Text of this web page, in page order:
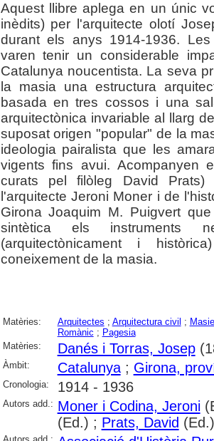
Aquest llibre aplega en un únic
inèdits) per l'arquitecte olotí
durant els anys 1914-1936.
varen tenir un considerable
Catalunya noucentista. La seva
la masia una estructura
basada en tres cossos i una
arquitectònica invariable al llarg
suposat origen "popular" de la
ideologia pairalista que les
vigents fins avui. Acompanyen
curats pel filòleg David
l'arquitecte Jeroni Moner i de
Girona Joaquim M. Puigvert
sintètica els instruments
(arquitectònicament i
coneixement de la masia.
Matèries: Arquitectes ; Arquitectura civil ;
Romànic ; Pagesia
Matèries:
Danés i Torras, Josep
Àmbit: Catalunya; Girona,
Cronologia: 1914 - 1936
Autors add.: Moner i Codina, Jeroni
(Ed.) ; Prats, David (Ed.)